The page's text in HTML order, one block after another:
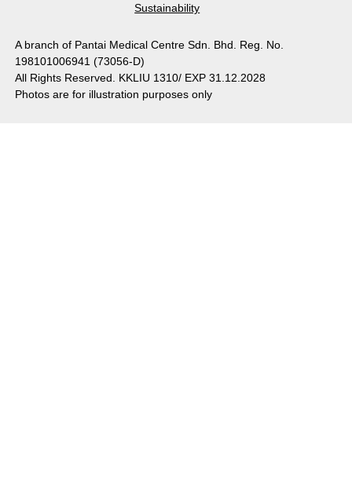
Sustainability
A branch of Pantai Medical Centre Sdn. Bhd. Reg. No.
198101006941 (73056-D)
All Rights Reserved. KKLIU 1310/ EXP 31.12.2028
Photos are for illustration purposes only